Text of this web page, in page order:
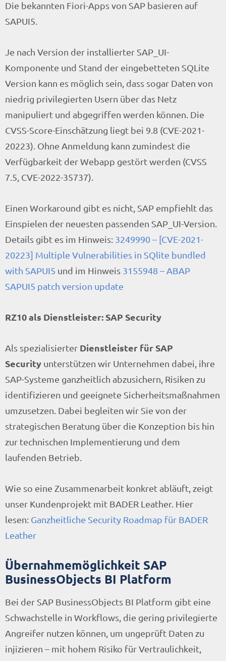
Die bekannten Fiori-Apps von SAP basieren auf
SAPUI5.
Je nach Version der installierter SAP_UI-
Komponente und Stand der eingebetteten SQLite
Version kann es möglich sein, dass sogar Daten von
niedrig privilegierten Usern über das Netz
manipuliert und abgegriffen werden können. Die
CVSS-Score-Einschätzung liegt bei 9.8 (CVE-2021-
20223). Ohne Anmeldung kann zumindest die
Verfügbarkeit der Webapp gestört werden (CVSS
7.5, CVE-2022-35737).
Einen Workaround gibt es nicht, SAP empfiehlt das
Einspielen der neuesten passenden SAP_UI-Version.
Details gibt es im Hinweis: 3249990 – [CVE-2021-
20223] Multiple Vulnerabilities in SQlite bundled
with SAPUI5 und im Hinweis 3155948 – ABAP
SAPUI5 patch version update
RZ10 als Dienstleister: SAP Security
Als spezialisierter Dienstleister für SAP
Security unterstützen wir Unternehmen dabei, ihre
SAP-Systeme ganzheitlich abzusichern, Risiken zu
identifizieren und geeignete Sicherheitsmaßnahmen
umzusetzen. Dabei begleiten wir Sie von der
strategischen Beratung über die Konzeption bis hin
zur technischen Implementierung und dem
laufenden Betrieb.
Wie so eine Zusammenarbeit konkret abläuft, zeigt
unser Kundenprojekt mit BADER Leather. Hier
lesen: Ganzheitliche Security Roadmap für BADER
Leather
Übernahmemöglichkeit SAP
BusinessObjects BI Platform
Bei der SAP BusinessObjects BI Platform gibt eine
Schwachstelle in Workflows, die gering privilegierte
Angreifer nutzen können, um ungeprüft Daten zu
injizieren – mit hohem Risiko für Vertraulichkeit,